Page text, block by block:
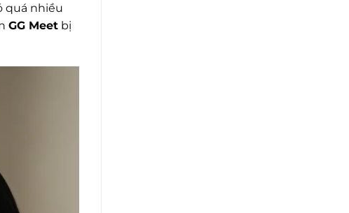
quá nhiều
GG Meet bị